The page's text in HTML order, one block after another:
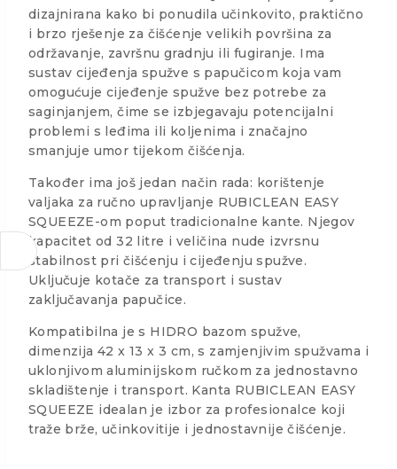
dizajnirana kako bi ponudila učinkovito, praktično
i brzo rješenje za čišćenje velikih površina za
održavanje, završnu gradnju ili fugiranje. Ima
sustav cijeđenja spužve s papučicom koja vam
omogućuje cijeđenje spužve bez potrebe za
saginjanjem, čime se izbjegavaju potencijalni
problemi s leđima ili koljenima i značajno
smanjuje umor tijekom čišćenja.
Također ima još jedan način rada: korištenje
valjaka za ručno upravljanje RUBICLEAN EASY
SQUEEZE-om poput tradicionalne kante. Njegov
kapacitet od 32 litre i veličina nude izvrsnu
stabilnost pri čišćenju i cijeđenju spužve.
Uključuje kotače za transport i sustav
zaključavanja papučice.
Kompatibilna je s HIDRO bazom spužve,
dimenzija 42 x 13 x 3 cm, s zamjenjivim spužvama i
uklonjivom aluminijskom ručkom za jednostavno
skladištenje i transport. Kanta RUBICLEAN EASY
SQUEEZE idealan je izbor za profesionalce koji
traže brže, učinkovitije i jednostavnije čišćenje.